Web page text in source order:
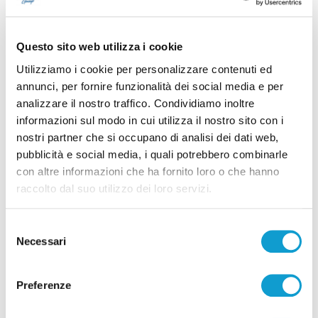
Questo sito web utilizza i cookie
Utilizziamo i cookie per personalizzare contenuti ed
annunci, per fornire funzionalità dei social media e per
analizzare il nostro traffico. Condividiamo inoltre
informazioni sul modo in cui utilizza il nostro sito con i
nostri partner che si occupano di analisi dei dati web,
pubblicità e social media, i quali potrebbero combinarle
con altre informazioni che ha fornito loro o che hanno
raccolto dal suo utilizzo dei loro servizi.
delNecessari
Preferenze
Calcinaro: “Grande traguardo”
Tutti gli articoli